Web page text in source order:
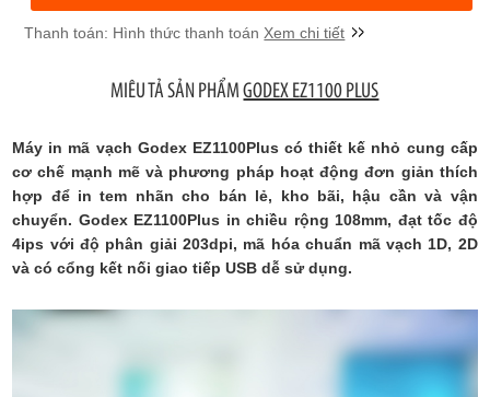
Xem chi tiết
MIÊU TẢ SẢN PHẨMGODEX EZ1100 PLUS
Máy in mã vạch Godex EZ1100Plus có thiết kế nhỏ cung cấp
cơ chế mạnh mẽ và phương pháp hoạt động đơn giản thích
hợp để in tem nhãn cho bán lẻ, kho bãi, hậu cần và vận
chuyển. Godex EZ1100Plus in chiều rộng 108mm, đạt tốc độ
4ips với độ phân giải 203dpi, mã hóa chuẩn mã vạch 1D, 2D
và có cổng kết nối giao tiếp USB dễ sử dụng.